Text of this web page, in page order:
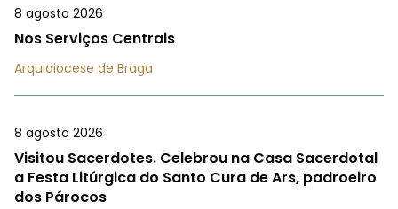
8 agosto 2026
Nos Serviços Centrais
Arquidiocese de Braga
8 agosto 2026
Visitou Sacerdotes. Celebrou na Casa Sacerdotal
a Festa Litúrgica do Santo Cura de Ars, padroeiro
dos Párocos